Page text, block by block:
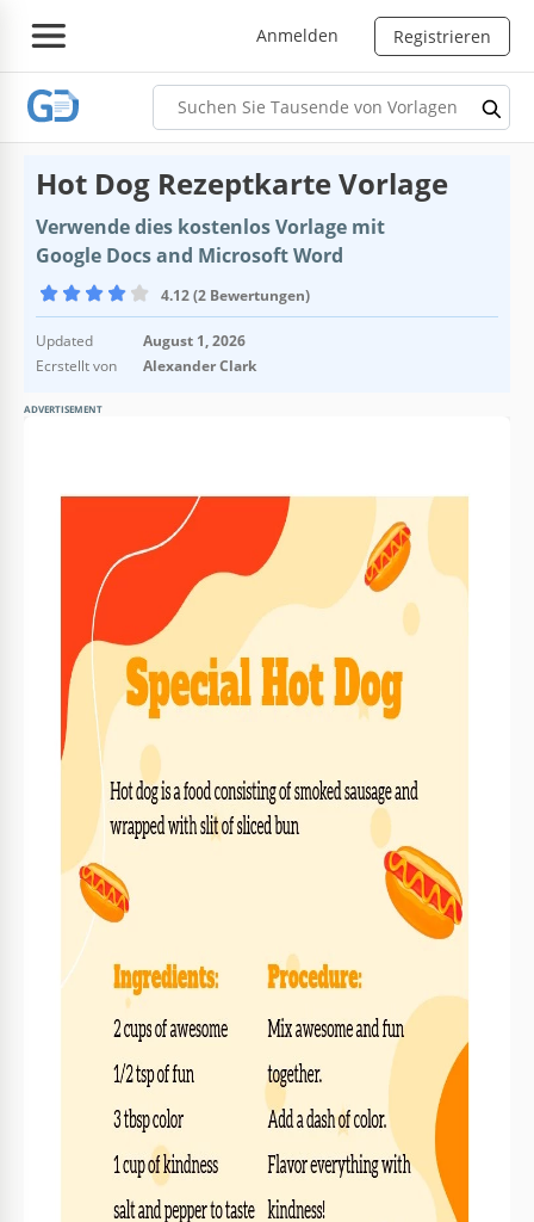
Anmelden Registrieren
Hot Dog Rezeptkarte Vorlage
Verwende dies kostenlos Vorlage mit
Google Docs and Microsoft Word
4.12 (2 Bewertungen)
Updated
August 1, 2026
Ecrstellt von
Alexander Clark
ADVERTISEMENT